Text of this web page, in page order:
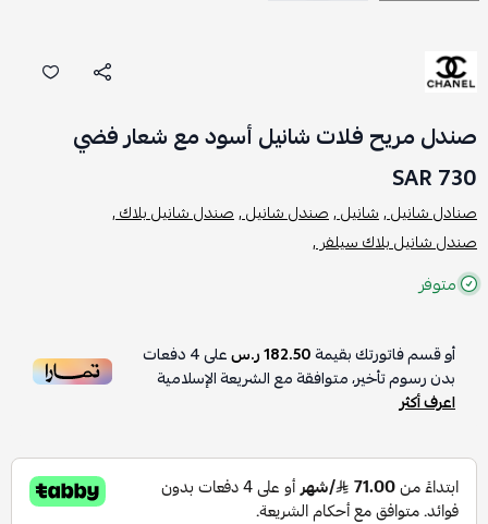
صندل مريح فلات شانيل أسود مع شعار فضي
730 SAR
صنادل شانيل ,شانيل ,صندل شانيل ,صندل شانيل بلاك ,
صندل شانيل بلاك سيلفر ,
متوفر
أو قسم فاتورتك بقيمة182.50 ر.س على4دفعات
بدون رسوم تأخير، متوافقة مع الشريعة الإسلامية
اعرف أكثر